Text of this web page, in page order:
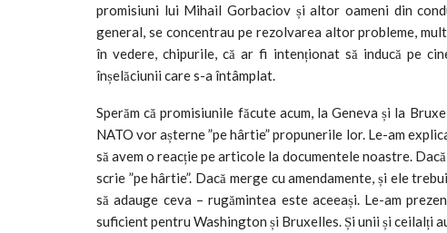
promisiuni lui Mihail Gorbaciov și altor oameni din
general, se concentrau pe rezolvarea altor probleme,
în vedere, chipurile, că ar fi intenționat să inducă pe
înșelăciunii care s-a întâmplat.
Sperăm că promisiunile făcute acum, la Geneva și la
NATO vor așterne ”pe hârtie” propunerile lor. Le-am
să avem o reacție pe articole la documentele noastre.
scrie ”pe hârtie”. Dacă merge cu amendamente, și ele
să adauge ceva – rugămintea este aceeași. Le-am
suficient pentru Washington și Bruxelles. Și unii și ceilalți